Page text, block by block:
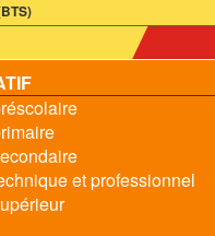
et professionnel